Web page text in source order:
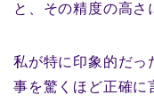
と、その精度の高さ
私が特に印象的だっ
事を驚くほど正確に